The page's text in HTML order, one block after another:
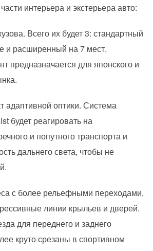
интерьера и экстерьера авто:
Всего их будет 3: стандартный
и расширенный на 7 мест.
предназначается для японского и
адаптивной оптики. Система
будет реагировать на
и попутного транспорта и
дальнего света, чтобы не
с более рельефными переходами,
линии крыльев и дверей.
для переднего и заднего
круто срезаны в спортивном